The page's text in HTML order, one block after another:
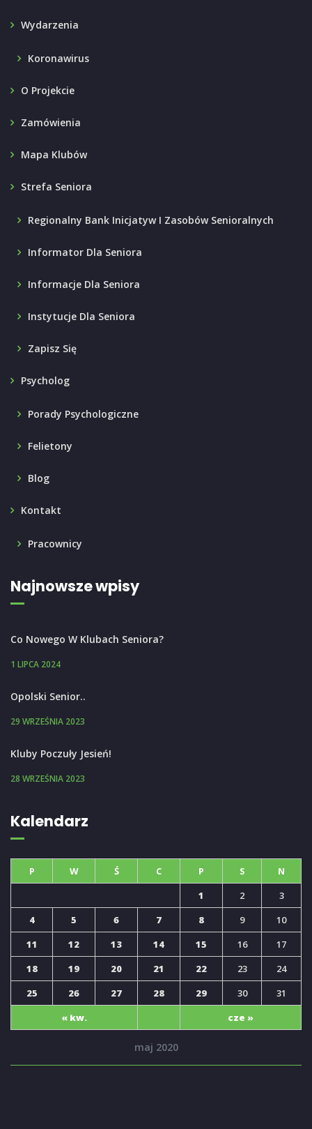
Wydarzenia
Koronawirus
O Projekcie
Zamówienia
Mapa Klubów
Strefa Seniora
Regionalny Bank Inicjatyw I Zasobów Senioralnych
Informator Dla Seniora
Informacje Dla Seniora
Instytucje Dla Seniora
Zapisz Się
Psycholog
Porady Psychologiczne
Felietony
Blog
Kontakt
Pracownicy
Najnowsze wpisy
Co Nowego W Klubach Seniora?
1 LIPCA 2024
Opolski Senior..
29 WRZEŚNIA 2023
Kluby Poczuły Jesień!
28 WRZEŚNIA 2023
Kalendarz
maj 2020
P W Ś C P S N
« kw. cze »
1 2
3
4
5 6 7 8 9
10
11
12 13 14 15 16
17
18
19 20 21 22 23
24
25
26 27 28 29 30 31